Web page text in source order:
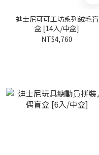
迪士尼可可工坊系列絨毛盲
盒 [14入/中盒]
NT$4,760